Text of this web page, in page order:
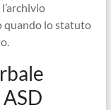
quando lo statuto